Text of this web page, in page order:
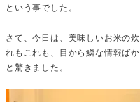
という事でした。
さて、今日は、美味しいお米の
れもこれも、目から鱗な情報
と驚きました。